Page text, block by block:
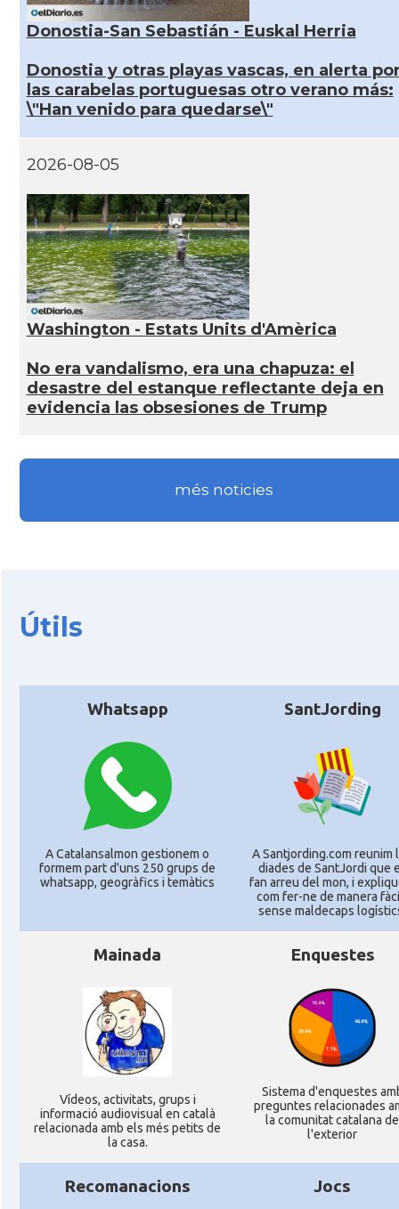
Donostia-San Sebastián - Euskal Herria
Donostia y otras playas vascas, en alerta
las carabelas portuguesas otro verano más:
\"Han venido para quedarse\"
2026-08-05
Washington - Estats Units d'Amèrica
No era vandalismo, era una chapuza: el
desastre del estanque reflectante deja en
evidencia las obsesiones de Trump
més noticies
Útils
Whatsapp
A Catalansalmon gestionem o
formem part d'uns 250 grups de
whatsapp, geogràfics i temàtics
SantJording
A Santjording.com reunim
diades de SantJordi que
fan arreu del mon, i
com fer-ne de manera
sense maldecaps
Mainada
Ví­deos, activitats, grups i
informació audiovisual en català
relacionada amb els més petits de
la casa.
Enquestes
Sistema d'enquestes
preguntes relacionades
la comunitat catalana de
l'exterior
Recomanacions Jocs